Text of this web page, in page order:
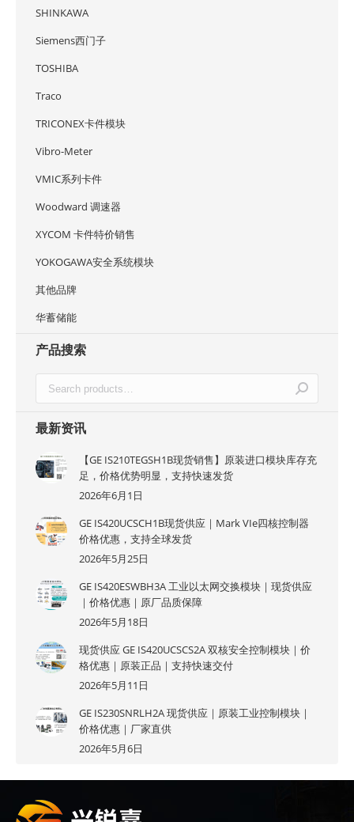
SHINKAWA
Siemens西门子
TOSHIBA
Traco
TRICONEX卡件模块
Vibro-Meter
VMIC系列卡件
Woodward 调速器
XYCOM 卡件特价销售
YOKOGAWA安全系统模块
其他品牌
华蓄储能
产品搜索
最新资讯
【GE IS210TEGSH1B现货销售】原装进口模块库存充
足，价格优势明显，支持快速发货
2026年6月1日
GE IS420UCSCH1B现货供应｜Mark VIe四核控制器
价格优惠，支持全球发货
2026年5月25日
GE IS420ESWBH3A 工业以太网交换模块｜现货供应
｜价格优惠｜原厂品质保障
2026年5月18日
现货供应 GE IS420UCSCS2A 双核安全控制模块｜价
格优惠｜原装正品｜支持快速交付
2026年5月11日
GE IS230SNRLH2A 现货供应｜原装工业控制模块｜
价格优惠｜厂家直供
2026年5月6日